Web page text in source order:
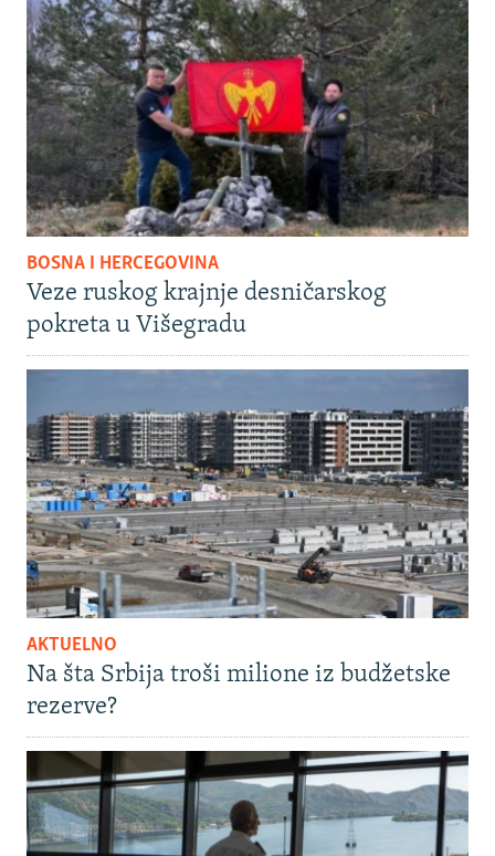
BOSNA I HERCEGOVINA
Veze ruskog krajnje desničarskog
pokreta u Višegradu
AKTUELNO
Na šta Srbija troši milione iz budžetske
rezerve?